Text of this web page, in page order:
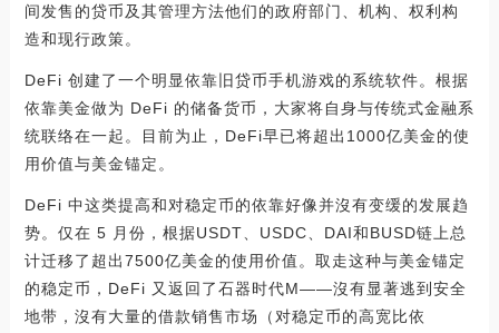
间发售的贷币及其管理方法他们的政府部门、机构、权利构
造和现行政策。
DeFi 创建了一个明显依靠旧贷币手机游戏的系统软件。根据
依靠美金做为 DeFi 的储备货币，大家将自身与传统式金融系
统联络在一起。目前为止，DeFi早已将超出1000亿美金的使
用价值与美金锚定。
DeFi 中这类提高和对稳定币的依靠好像并沒有变缓的发展趋
势。仅在 5 月份，根据USDT、USDC、DAI和BUSD链上总
计迁移了超出7500亿美金的使用价值。取走这种与美金锚定
的稳定币，DeFi 又返回了石器时代M——沒有显著逃到安全
地带，沒有大量的借款销售市场（对稳定币的高宽比依